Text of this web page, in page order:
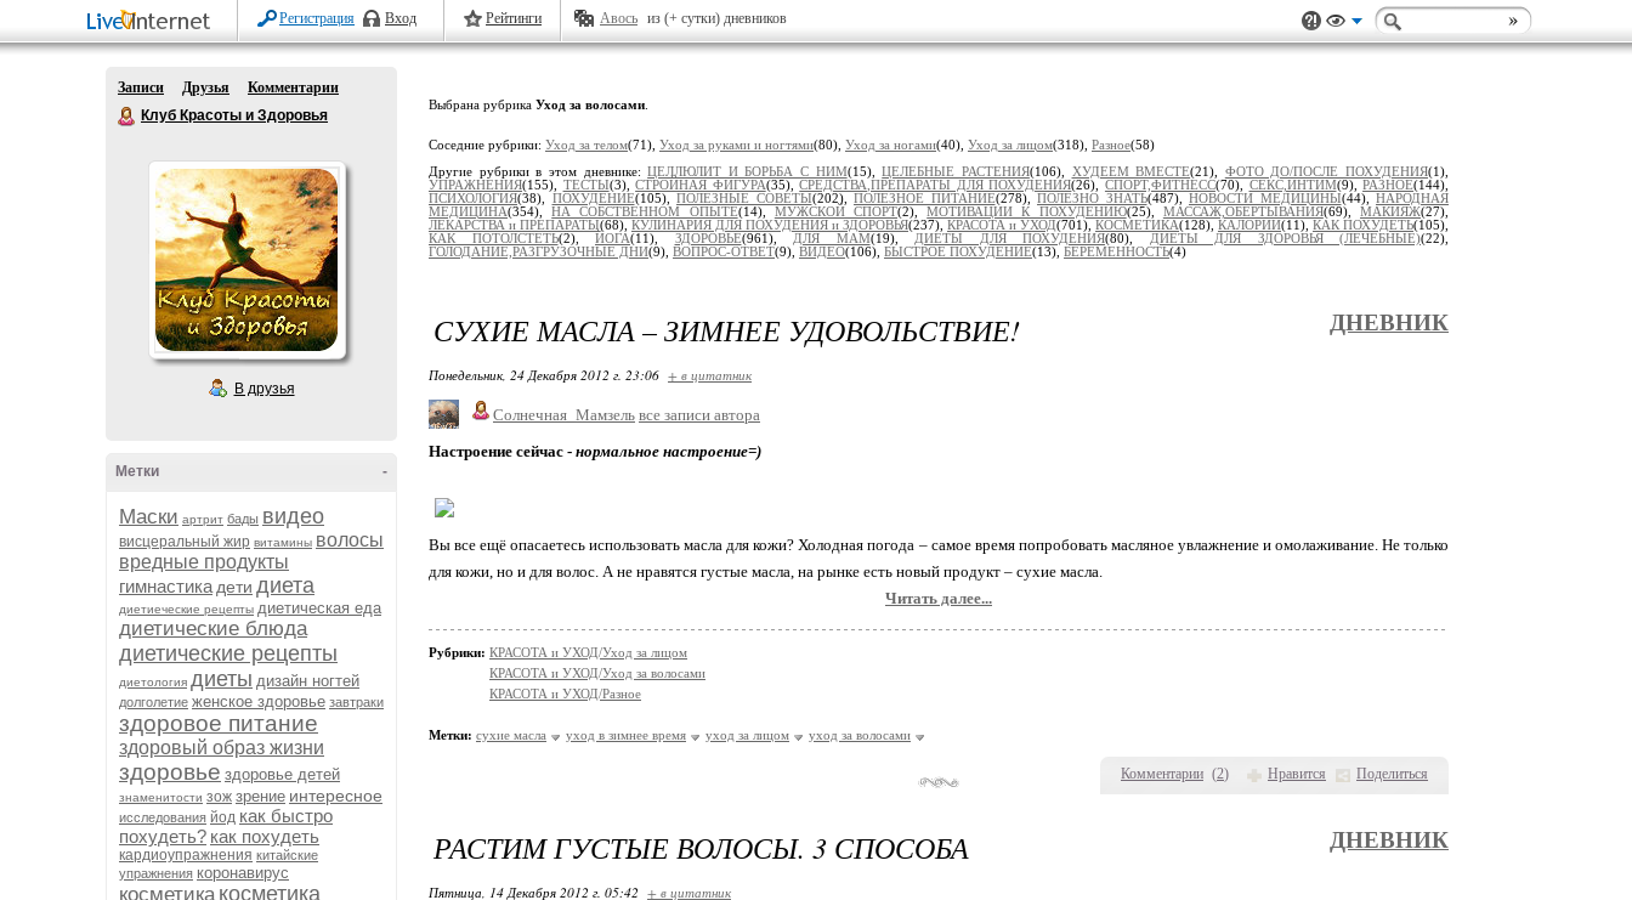
Регистрация Вход Рейтинги Авось из (+ сутки) дневников
Записи Друзья
Комментарии
Клуб Красоты и Здоровья
В друзья
-
Метки
Маски артрит бады видео
висцеральный жир витамины волосы
вредные продукты
гимнастика дети диета
диетиеческие рецепты диетическая еда
диетические блюда
диетические рецепты
диетология диеты дизайн ногтей
долголетие женское здоровье завтраки
здоровое питание
здоровый образ жизни
здоровье здоровье детей
знаменитости зож зрение интересное
исследования йод как быстро
похудеть? как похудеть
кардиоупражнения китайские
упражнения коронавирус
косметика косметика
Выбрана рубрика Уход за волосами
Соседние рубрики: Уход за телом(71), Уход за руками и ногтями(80), Уход за ногами(40), Уход за лицом(318), Разное(58)
Другие рубрики в этом дневнике:ЦЕЛЛЮЛИТ И БОРЬБА С НИМ(15),ЦЕЛЕБНЫЕ РАСТЕНИЯ(106), ХУДЕЕМ ВМЕСТЕ(21), ФОТО ДО/ПОСЛЕ ПОХУДЕНИЯ(1),
УПРАЖНЕНИЯ(155), ТЕСТЫ(3),СТРОЙНАЯ ФИГУРА(35),СРЕДСТВА,ПРЕПАРАТЫ ДЛЯ ПОХУДЕНИЯ(26), СПОРТ,ФИТНЕСС(70), СЕКС,ИНТИМ(9),РАЗНОЕ(144),
ПСИХОЛОГИЯ(38), ПОХУДЕНИЕ(105), ПОЛЕЗНЫЕ СОВЕТЫ(202), ПОЛЕЗНОЕ ПИТАНИЕ(278), ПОЛЕЗНО ЗНАТЬ(487), НОВОСТИ МЕДИЦИНЫ(44), НАРОДНАЯ
МЕДИЦИНА(354),НА СОБСТВЕННОМ ОПЫТЕ(14), МУЖСКОЙ СПОРТ(2),МОТИВАЦИИ К ПОХУДЕНИЮ(25), МАССАЖ,ОБЕРТЫВАНИЯ(69),МАКИЯЖ(27),
ЛЕКАРСТВА и ПРЕПАРАТЫ(68), КУЛИНАРИЯ ДЛЯ ПОХУДЕНИЯ и ЗДОРОВЬЯ(237), КРАСОТА и УХОД(701), КОСМЕТИКА(128), КАЛОРИИ(11), КАК ПОХУДЕТЬ(105),
КАК ПОТОЛСТЕТЬ(2), ЙОГА(11), ЗДОРОВЬЕ(961), ДЛЯ МАМ(19), ДИЕТЫ ДЛЯ ПОХУДЕНИЯ(80), ДИЕТЫ ДЛЯ ЗДОРОВЬЯ (ЛЕЧЕБНЫЕ)(22),
ГОЛОДАНИЕ,РАЗГРУЗОЧНЫЕ ДНИ(9), ВОПРОС-ОТВЕТ(9), ВИДЕО(106), БЫСТРОЕ ПОХУДЕНИЕ(13), БЕРЕМЕННОСТЬ(4)
Комментарии (2) Нравится Поделиться
СУХИЕ МАСЛА – ЗИМНЕЕ УДОВОЛЬСТВИЕ! ДНЕВНИК
Понедельник, 24 Декабря 2012 г. 23:06 + в цитатник
Солнечная_Мамзель все записи автора
Настроение сейчас - нормальное настроение=)
Вы все ещё опасаетесь использовать масла для кожи? Холодная погода – самое время попробовать масляное увлажнение и омолаживание. Не только
для кожи, но и для волос. А не нравятся густые масла, на рынке есть новый продукт – сухие масла.
Читать далее...
Рубрики: КРАСОТА и УХОД/Уход за лицом
КРАСОТА и УХОД/Уход за волосами
КРАСОТА и УХОД/Разное
Метки: сухие масла уход в зимнее время уход за лицом уход за волосами
РАСТИМ ГУСТЫЕ ВОЛОСЫ. 3 СПОСОБА ДНЕВНИК
Пятница, 14 Декабря 2012 г. 05:42 + в цитатник